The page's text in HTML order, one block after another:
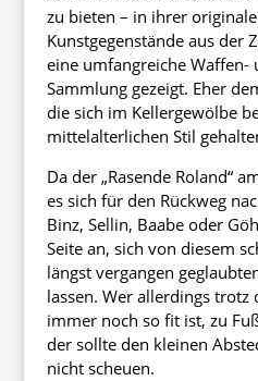
zu bieten – in ihrer
Kunstgegenstände aus der
eine umfangreiche Waffen-
Sammlung gezeigt. Eher
die sich im Kellergewölbe
mittelalterlichen Stil
Da der „Rasende Roland“
es sich für den Rückweg
Binz, Sellin, Baabe oder
Seite an, sich von diesem
längst vergangen
lassen. Wer allerdings trotz
immer noch so fit ist, zu
der sollte den kleinen
nicht scheuen.